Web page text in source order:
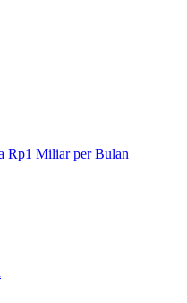
Rp1 Miliar per Bulan